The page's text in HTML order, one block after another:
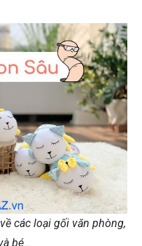
các loại gối văn phòng,
bé…